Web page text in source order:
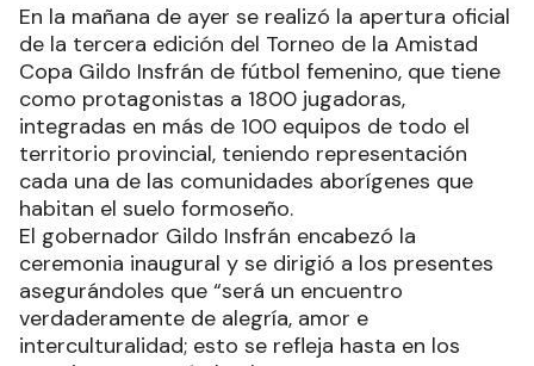
En la mañana de ayer se realizó la apertura oficial
de la tercera edición del Torneo de la Amistad
Copa Gildo Insfrán de fútbol femenino, que tiene
como protagonistas a 1800 jugadoras,
integradas en más de 100 equipos de todo el
territorio provincial, teniendo representación
cada una de las comunidades aborígenes que
habitan el suelo formoseño.
El gobernador Gildo Insfrán encabezó la
ceremonia inaugural y se dirigió a los presentes
asegurándoles que “será un encuentro
verdaderamente de alegría, amor e
interculturalidad; esto se refleja hasta en los